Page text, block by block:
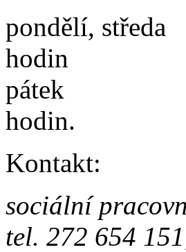
pondělí, středa
hodin
pátek od
hodin.
Kontakt:
sociální
tel. 272 654